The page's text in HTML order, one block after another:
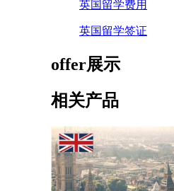
英国留学费用
英国留学签证
offer展示
相关产品